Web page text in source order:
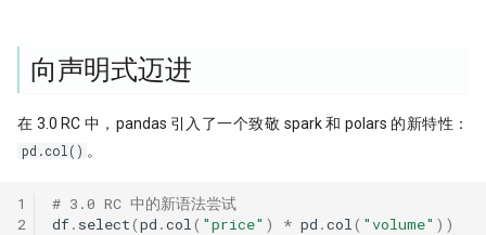
向声明式迈进
在 3.0 RC 中，pandas 引入了一个致敬 spark 和 polars 的新特性：
pd.col() 。
1
2
# 3.0 RC 中的新语法尝试
df. select(pd .col ( "price" ) * pd .col ( "volume" ))